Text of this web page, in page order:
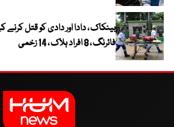
بینکاک ، دادا اور دادی کو قتل
فائرنگ ، 8 افراد ہلاک ، 14 زخمی